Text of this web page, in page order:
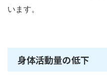
います。
身体活動量の低下